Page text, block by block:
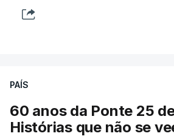
PAÍS
60 anos da Ponte 25
Histórias que não se